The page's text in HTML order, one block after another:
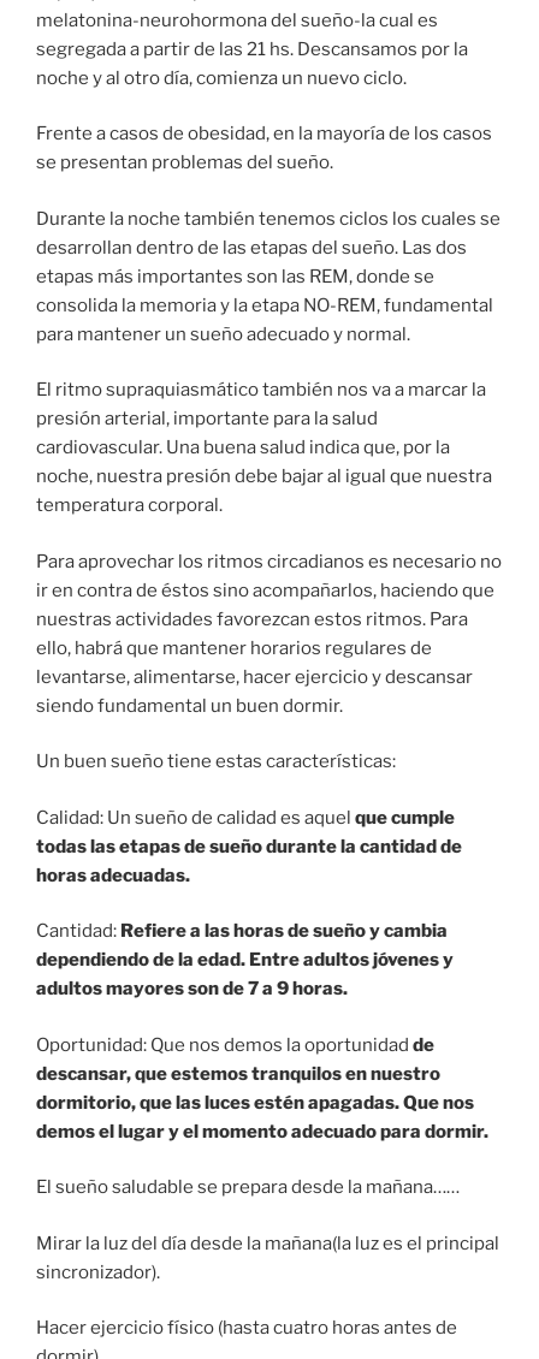
melatonina-neurohormona del sueño-la cual es
segregada a partir de las 21 hs. Descansamos por la
noche y al otro día, comienza un nuevo ciclo.
Frente a casos de obesidad, en la mayoría de los casos
se presentan problemas del sueño.
Durante la noche también tenemos ciclos los cuales se
desarrollan dentro de las etapas del sueño. Las dos
etapas más importantes son las REM, donde se
consolida la memoria y la etapa NO-REM, fundamental
para mantener un sueño adecuado y normal.
El ritmo supraquiasmático también nos va a marcar la
presión arterial, importante para la salud
cardiovascular. Una buena salud indica que, por la
noche, nuestra presión debe bajar al igual que nuestra
temperatura corporal.
Para aprovechar los ritmos circadianos es necesario no
ir en contra de éstos sino acompañarlos, haciendo que
nuestras actividades favorezcan estos ritmos. Para
ello, habrá que mantener horarios regulares de
levantarse, alimentarse, hacer ejercicio y descansar
siendo fundamental un buen dormir.
Un buen sueño tiene estas características:
Calidad: Un sueño de calidad es aquel que cumple
todas las etapas de sueño durante la cantidad de
horas adecuadas.
Cantidad: Refiere a las horas de sueño y cambia
dependiendo de la edad. Entre adultos jóvenes y
adultos mayores son de 7 a 9 horas.
Oportunidad: Que nos demos la oportunidad de
descansar, que estemos tranquilos en nuestro
dormitorio, que las luces estén apagadas. Que nos
demos el lugar y el momento adecuado para dormir.
El sueño saludable se prepara desde la mañana……
Mirar la luz del día desde la mañana(la luz es el principal
sincronizador).
Hacer ejercicio físico (hasta cuatro horas antes de